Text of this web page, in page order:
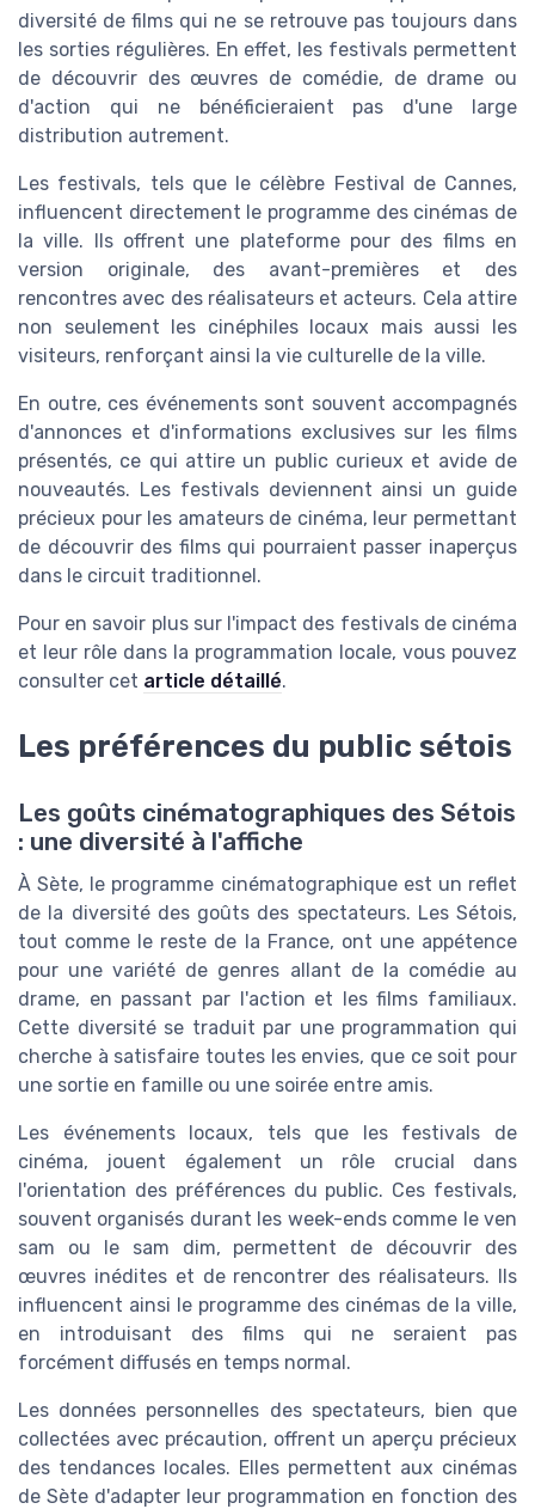
diversité de films qui ne se retrouve pas toujours dans
les sorties régulières. En effet, les festivals permettent
de découvrir des œuvres de comédie, de drame ou
d'action qui ne bénéficieraient pas d'une large
distribution autrement.
Les festivals, tels que le célèbre Festival de Cannes,
influencent directement le programme des cinémas de
la ville. Ils offrent une plateforme pour des films en
version originale, des avant-premières et des
rencontres avec des réalisateurs et acteurs. Cela attire
non seulement les cinéphiles locaux mais aussi les
visiteurs, renforçant ainsi la vie culturelle de la ville.
En outre, ces événements sont souvent accompagnés
d'annonces et d'informations exclusives sur les films
présentés, ce qui attire un public curieux et avide de
nouveautés. Les festivals deviennent ainsi un guide
précieux pour les amateurs de cinéma, leur permettant
de découvrir des films qui pourraient passer inaperçus
dans le circuit traditionnel.
Pour en savoir plus sur l'impact des festivals de cinéma
et leur rôle dans la programmation locale, vous pouvez
consulter cet article détaillé.
Les préférences du public sétois
Les goûts cinématographiques des Sétois
: une diversité à l'affiche
À Sète, le programme cinématographique est un reflet
de la diversité des goûts des spectateurs. Les Sétois,
tout comme le reste de la France, ont une appétence
pour une variété de genres allant de la comédie au
drame, en passant par l'action et les films familiaux.
Cette diversité se traduit par une programmation qui
cherche à satisfaire toutes les envies, que ce soit pour
une sortie en famille ou une soirée entre amis.
Les événements locaux, tels que les festivals de
cinéma, jouent également un rôle crucial dans
l'orientation des préférences du public. Ces festivals,
souvent organisés durant les week-ends comme le ven
sam ou le sam dim, permettent de découvrir des
œuvres inédites et de rencontrer des réalisateurs. Ils
influencent ainsi le programme des cinémas de la ville,
en introduisant des films qui ne seraient pas
forcément diffusés en temps normal.
Les données personnelles des spectateurs, bien que
collectées avec précaution, offrent un aperçu précieux
des tendances locales. Elles permettent aux cinémas
de Sète d'adapter leur programmation en fonction des